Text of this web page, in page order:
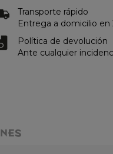
Transporte rápido
Entrega a domicilio en
Política de devolución
Ante cualquier